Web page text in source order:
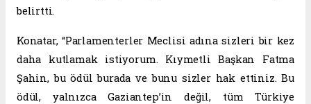
belirtti.
Konatar, “Parlamenterler Meclisi adına sizleri bir kez
daha kutlamak istiyorum. Kıymetli Başkan Fatma
Şahin, bu ödül burada ve bunu sizler hak ettiniz. Bu
ödül, yalnızca Gaziantep’in değil, tüm Türkiye